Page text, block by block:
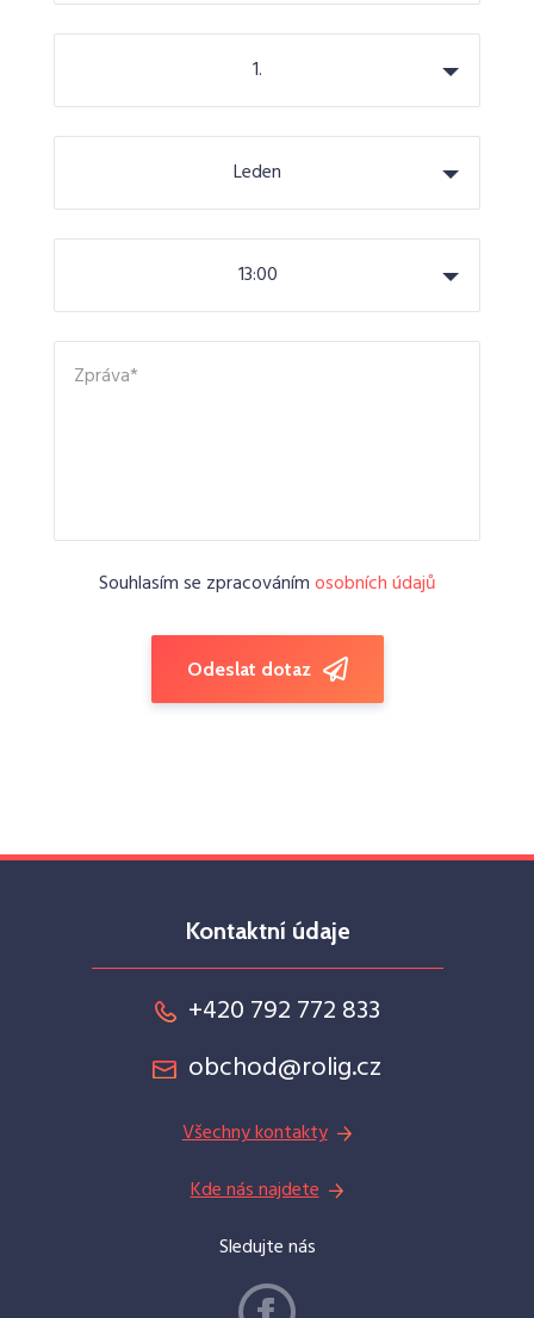
1.
Leden
13:00
Souhlasím se zpracovánímosobních údajů
Odeslat dotaz
Kontaktní údaje
+420 792 772 833
obchod@rolig.cz
Všechny kontakty
Kde nás najdete
Sledujte nás